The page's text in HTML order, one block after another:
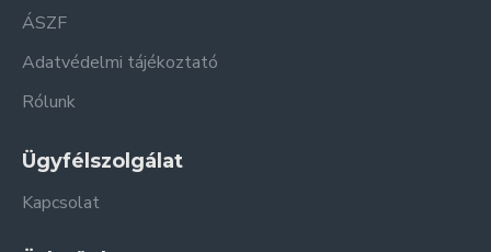
ÁSZF
Adatvédelmi tájékoztató
Rólunk
Ügyfélszolgálat
Kapcsolat